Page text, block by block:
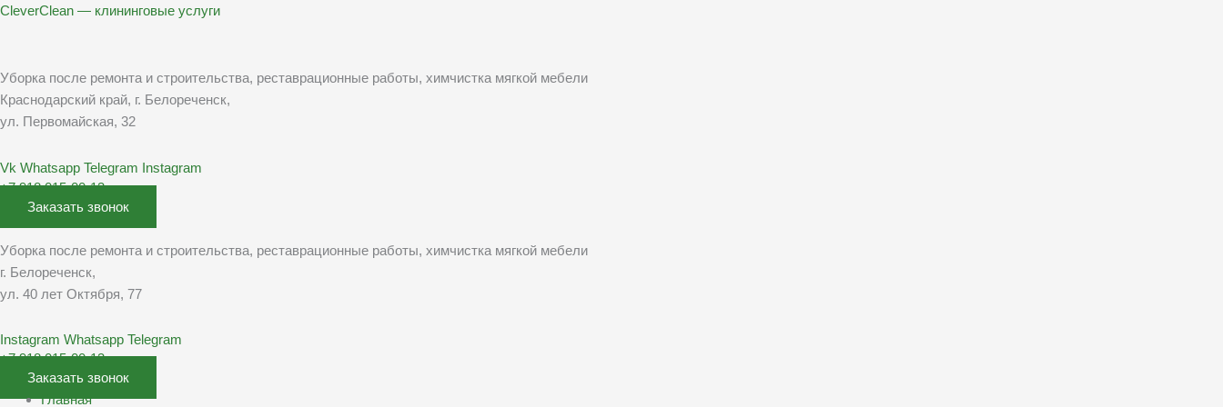
Перейти
CleverClean — клининговые услуги
Уборка после ремонта и строительства, реставрационные работы, химчистка мягкой мебели
Краснодарский край, г. Белореченск,
ул. Первомайская, 32
Vk Whatsapp Telegram Instagram
+7 918 015-00-13
Заказать звонок
Уборка после ремонта и строительства, реставрационные работы, химчистка мягкой мебели
г. Белореченск,
ул. 40 лет Октября, 77
Instagram Whatsapp Telegram
+7 918 015-00-13
Заказать звонок
Меню
Главная